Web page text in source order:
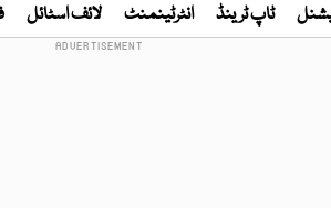
ٹاپ ٹرینڈ انٹرٹینمنٹ لائف اسٹائل